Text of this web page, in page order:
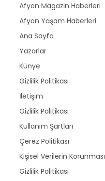
Afyon Magazin Haberleri
Afyon Yaşam Haberleri
Ana Sayfa
Yazarlar
Künye
Gizlilik Politikası
İletişim
Gizlilik Politikası
Kullanım Şartları
Çerez Politikası
Kişisel Verilerin Korunması
Gizlilik Politikası